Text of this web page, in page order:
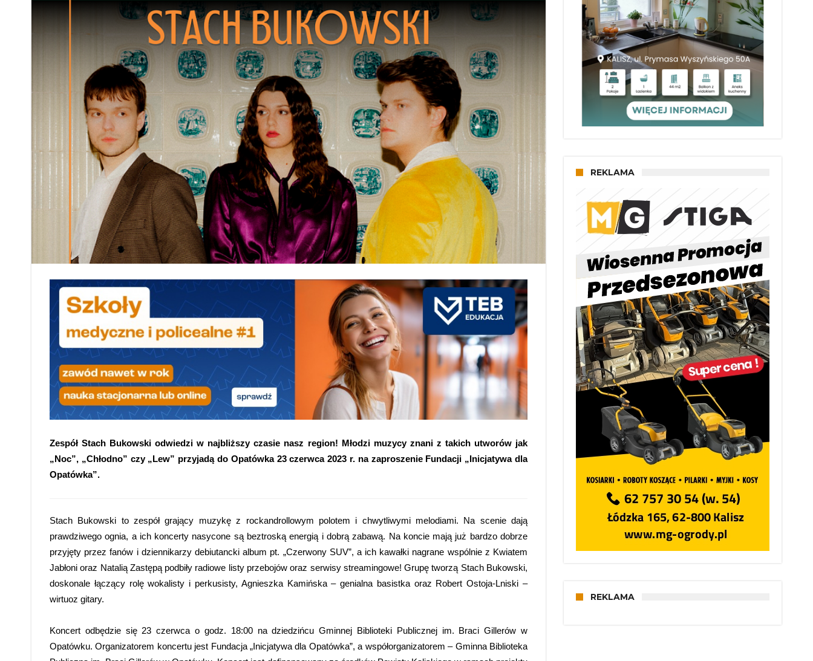
Zespół Stach Bukowski odwiedzi w najbliższy czasie nasz region! Młodzi muzycy znani z takich utworów jak
„Noc”, „Chłodno” czy „Lew” przyjadą do Opatówka 23 czerwca 2023 r. na zaproszenie Fundacji „Inicjatywa dla
Opatówka”.
Stach Bukowski to zespół grający muzykę z rockandrollowym polotem i chwytliwymi melodiami. Na scenie dają
prawdziwego ognia, a ich koncerty nasycone są beztroską energią i dobrą zabawą. Na koncie mają już bardzo dobrze
przyjęty przez fanów i dziennikarzy debiutancki album pt. „Czerwony SUV”, a ich kawałki nagrane wspólnie z Kwiatem
Jabłoni oraz Natalią Zastępą podbiły radiowe listy przebojów oraz serwisy streamingowe! Grupę tworzą Stach Bukowski,
doskonale łączący rolę wokalisty i perkusisty, Agnieszka Kamińska – genialna basistka oraz Robert Ostoja-Lniski –
wirtuoz gitary.
Koncert odbędzie się 23 czerwca o godz. 18:00 na dziedzińcu Gminnej Biblioteki Publicznej im. Braci Gillerów w
Opatówku. Organizatorem koncertu jest Fundacja „Inicjatywa dla Opatówka”, a współorganizatorem – Gminna Biblioteka
REKLAMA
REKLAMA